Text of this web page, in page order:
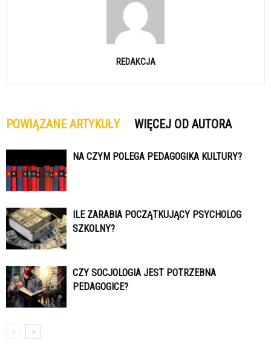
REDAKCJA
POWIĄZANE ARTYKUŁY WIĘCEJ OD AUTORA
NA CZYM POLEGA PEDAGOGIKA KULTURY?
ILE ZARABIA POCZĄTKUJĄCY PSYCHOLOG
SZKOLNY?
CZY SOCJOLOGIA JEST POTRZEBNA
PEDAGOGICE?